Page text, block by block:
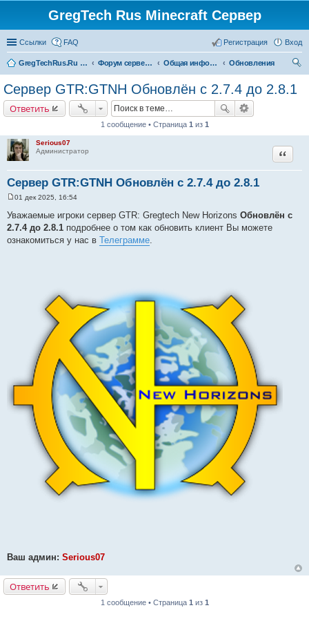
GregTech Rus Minecraft Сервер
Ссылки FAQ Вход
Регистрация
GregTechRus.Ru - На главную Форум сервера Minecraft Gregtech 1.7.10 Общая информация
Обновления
ск
Сервер GTR:GTNH Обновлён с 2.7.4 до 2.8.1
Ответить
1 сообщение • Страница 1 из 1
Serious07
Администратор
Сервер GTR:GTNH Обновлён с 2.7.4 до 2.8.1
Цитата
о
б
е
01 дек 2025, 16:54
Уважаемые игроки сервер GTR: Gregtech New Horizons Обновлён с
2.7.4 до 2.8.1 подробнее о том как обновить клиент Вы можете
ознакомиться у нас в Телеграмме.
Ваш админ: Serious07
Ответить
1 сообщение • Страница 1 из 1